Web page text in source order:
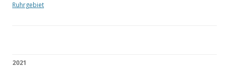
Ruhrgebiet
2021